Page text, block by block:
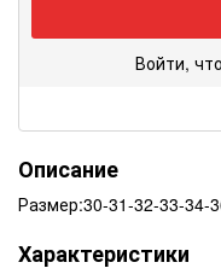
Войти,
Описание
Размер:30-31-32-33-34-
Характеристики